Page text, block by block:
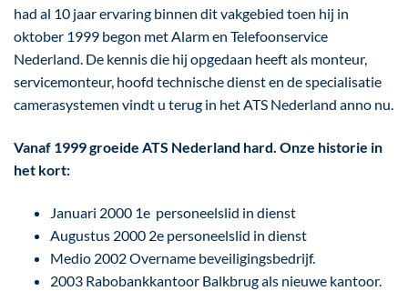
had al 10 jaar ervaring binnen dit vakgebied toen hij in
oktober 1999 begon met Alarm en Telefoonservice
Nederland. De kennis die hij opgedaan heeft als monteur,
servicemonteur, hoofd technische dienst en de specialisatie
camerasystemen vindt u terug in het ATS Nederland anno nu.
Vanaf 1999 groeide ATS Nederland hard. Onze historie in
het kort:
Januari 2000 1e personeelslid in dienst
Augustus 2000 2e personeelslid in dienst
Medio 2002 Overname beveiligingsbedrijf.
2003 Rabobankkantoor Balkbrug als nieuwe kantoor.